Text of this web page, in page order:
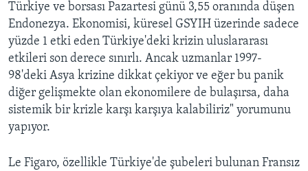
Türkiye ve borsası Pazartesi günü 3,55 oranında düşen
Endonezya. Ekonomisi, küresel GSYIH üzerinde sadece
yüzde 1 etki eden Türkiye'deki krizin uluslararası
etkileri son derece sınırlı. Ancak uzmanlar 1997-
98'deki Asya krizine dikkat çekiyor ve eğer bu panik
diğer gelişmekte olan ekonomilere de bulaşırsa, daha
sistemik bir krizle karşı karşıya kalabiliriz" yorumunu
yapıyor.
Le Figaro, özellikle Türkiye'de şubeleri bulunan Fransız